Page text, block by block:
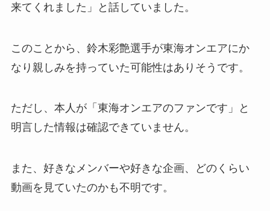
来てくれました」と話していました。
このことから、鈴木彩艶選手が東海オンエアにか
なり親しみを持っていた可能性はありそうです。
ただし、本人が「東海オンエアのファンです」と
明言した情報は確認できていません。
また、好きなメンバーや好きな企画、どのくらい
動画を見ていたのかも不明です。